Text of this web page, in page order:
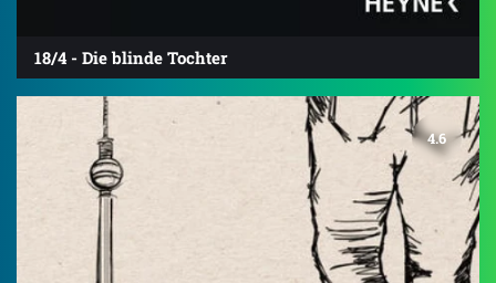
18/4 - Die blinde Tochter
4.6